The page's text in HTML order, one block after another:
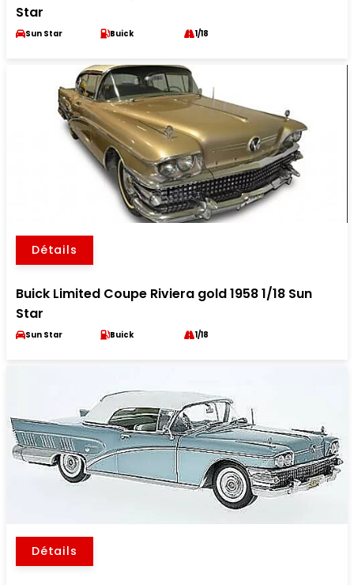
Star
Sun Star Buick 1/18
Détails
Buick Limited Coupe Riviera gold 1958 1/18 Sun
Star
Sun Star Buick 1/18
Détails